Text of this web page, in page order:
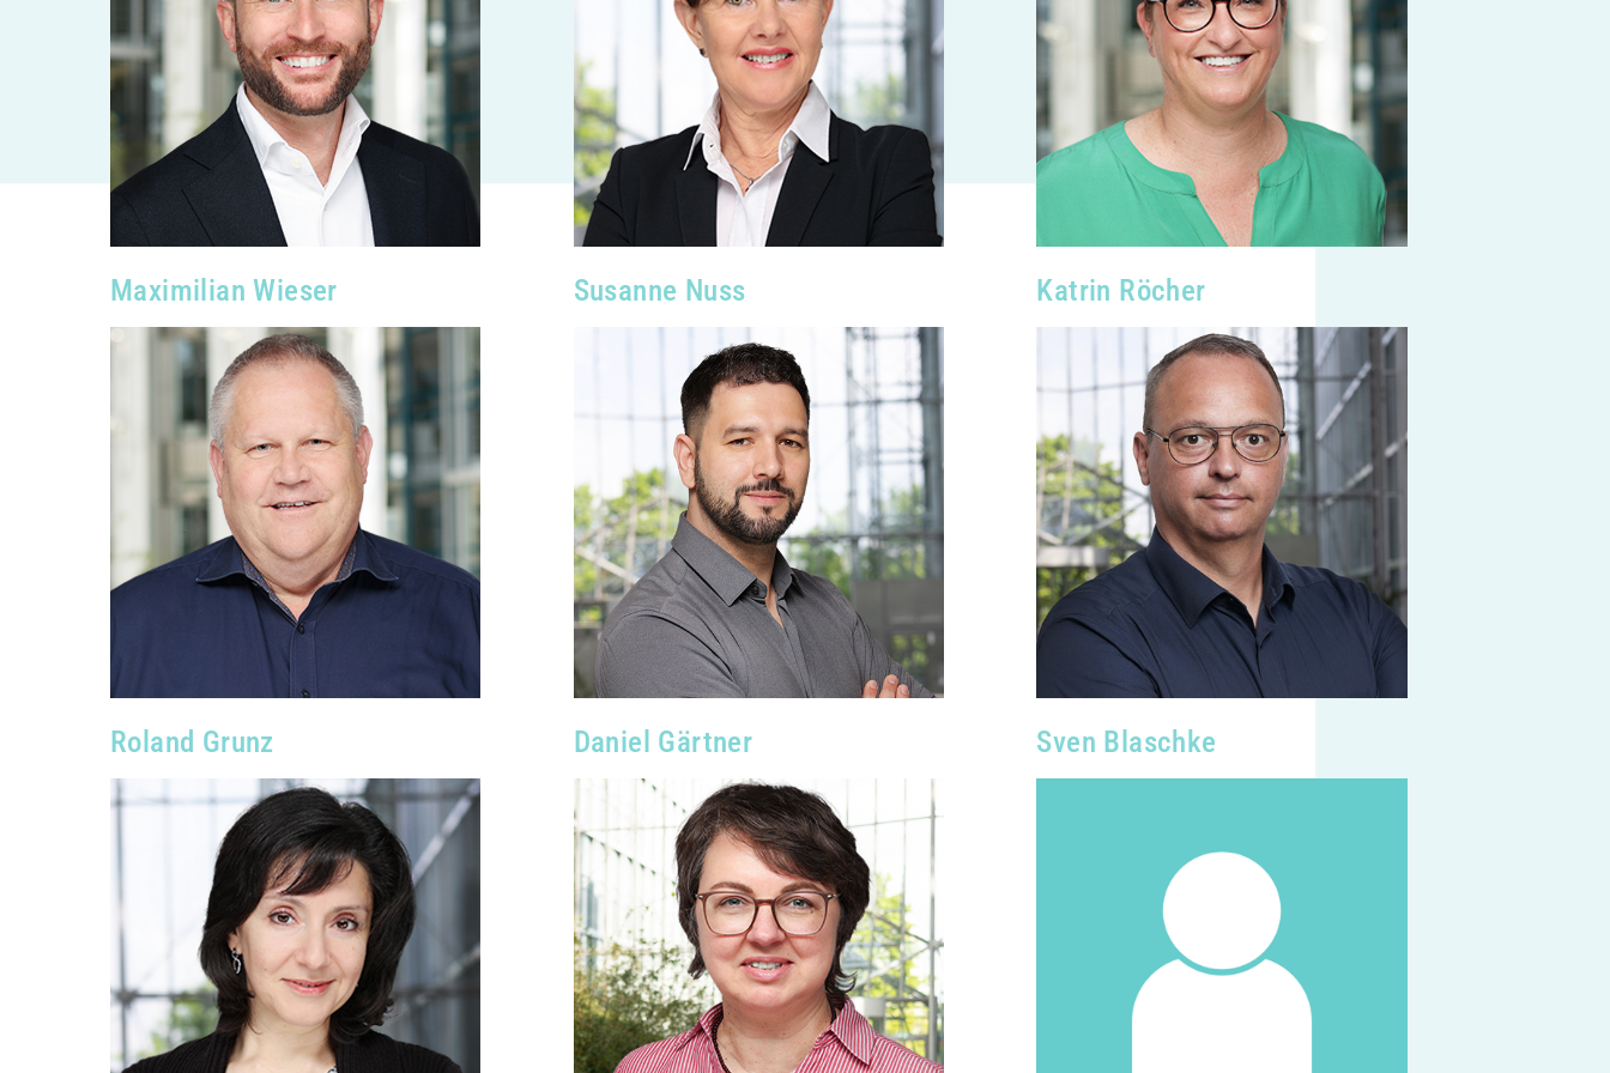
Maximilian Wieser Susanne Nuss Katrin Röcher
Roland Grunz
“Die Tätigkeit bei BIRKHOLZ+
bedeutet für mich, komplexe
Anforderungen in sichere und
zukunftsweisende Konzepte zu
übersetzen. Dabei ist es mein Ziel,
anspruchsvolle Projekte so zu
realisieren, dass sie in der
medizinischen Praxis einen spürbaren
Fortschritt ermöglichen.”
Daniel Gärtner Sven Blaschke